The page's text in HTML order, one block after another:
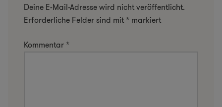
Deine E-Mail-Adresse wird nicht veröffentlicht.
Erforderliche Felder sind mit * markiert
Kommentar *